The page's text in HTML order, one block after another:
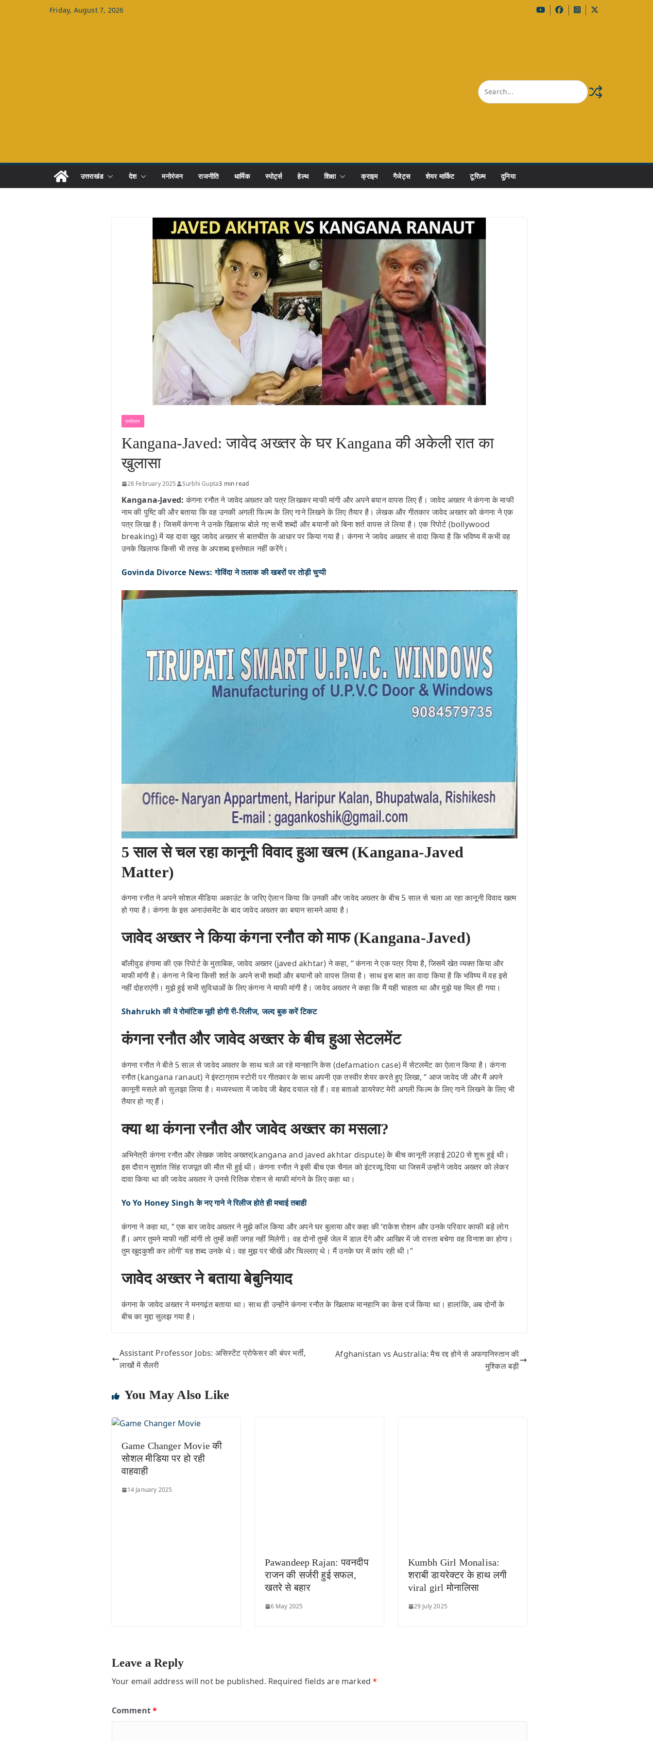
Friday, August 7, 2026
उत्तराखंड देश मनोरंजन राजनीति धार्मिक स्पोर्ट्स हेल्थ शिक्षा क्राइम गैजेट्स शेयर मार्किट टूरिज़्म दुनिया
मनोरंजन
Kangana-Javed: जावेद अख्तर के घर Kangana की अकेली रात का
खुलासा
28 February 2025 Surbhi Gupta3 min read
Kangana-Javed:कंगना रनौत ने जावेद अख्तर को पत्र लिखकर माफी मांगी और अपने बयान वापस लिए हैं। जावेद अख्तर ने कंगना के माफी
नाम की पुष्टि की और बताया कि वह उनकी अगली फिल्म के लिए गाने लिखने के लिए तैयार है। लेखक और गीतकार जावेद अख्तर को कंगना ने एक
पत्र लिखा है। जिसमें कंगना ने उनके खिलाफ बोले गए सभी शब्दों और बयानों को बिना शर्त वापस ले लिया है। एक रिपोर्ट (bollywood
breaking) में यह दावा खुद जावेद अख्तर से बातचीत के आधार पर किया गया है। कंगना ने जावेद अख्तर से वादा किया है कि भविष्य में कभी वह
उनके खिलाफ किसी भी तरह के अपशब्द इस्तेमाल नहीं करेंगे।
Govinda Divorce News: गोविंदा ने तलाक की खबरों पर तोड़ी चुप्पी
5 साल से चल रहा कानूनी विवाद हुआ खत्म (Kangana-Javed
Matter)
कंगना रनौत ने अपने सोशल मीडिया अकाउंट के जरिए ऐलान किया कि उनकी और जावेद अख्तर के बीच 5 साल से चला आ रहा कानूनी विवाद खत्म
हो गया है। कंगना के इस अनाउंसमेंट के बाद जावेद अख्तर का बयान सामने आया है।
जावेद अख्तर ने किया कंगना रनौत को माफ (Kangana-Javed)
बॉलीवुड हंगामा की एक रिपोर्ट के मुताबिक, जावेद अख्तर (javed akhtar) ने कहा, “ कंगना ने एक पत्र दिया है, जिसमें खेत व्यक्त किया और
माफी मांगी है। कंगना ने बिना किसी शर्त के अपने सभी शब्दों और बयानों को वापस लिया है। साथ इस बात का वादा किया है कि भविष्य में वह इसे
नहीं दोहराएंगी। मुझे हुई सभी सुविधाओं के लिए कंगना ने माफी मांगी है। जावेद अख्तर ने कहा कि मैं यही चाहता था और मुझे यह मिल ही गया।
Shahrukh की ये रोमांटिक मूवी होगी री-रिलीज, जल्द बुक करें टिकट
कंगना रनौत और जावेद अख्तर के बीच हुआ सेटलमेंट
कंगना रनौत ने बीते 5 साल से जावेद अख्तर के साथ चले आ रहे मानहानि केस (defamation case) में सेटलमेंट का ऐलान किया है। कंगना
रनौत (kangana ranaut) ने इंस्टाग्राम स्टोरी पर गीतकार के साथ अपनी एक तस्वीर शेयर करते हुए लिखा, “ आज जावेद जी और मैं अपने
कानूनी मसले को सुलझा लिया है। मध्यस्थता में जावेद जी बेहद दयाल रहे हैं। वह बताओ डायरेक्ट मेरी अगली फिल्म के लिए गाने लिखने के लिए भी
तैयार हो गए हैं।
क्या था कंगना रनौत और जावेद अख्तर का मसला?
अभिनेत्री कंगना रनौत और लेखक जावेद अख्तर(kangana and javed akhtar dispute) के बीच कानूनी लड़ाई 2020 से शुरू हुई थी।
इस दौरान सुशांत सिंह राजपूत की मौत भी हुई थी। कंगना रनौत ने इसी बीच एक चैनल को इंटरव्यू दिया था जिसमें उन्होंने जावेद अख्तर को लेकर
दावा किया था की जावेद अख्तर ने उनसे रितिक रोशन से माफी मांगने के लिए कहा था।
Yo Yo Honey Singh के नए गाने ने रिलीज होते ही मचाई तबाही
कंगना ने कहा था, “ एक बार जावेद अख्तर ने मुझे कॉल किया और अपने घर बुलाया और कहा की ‘राकेश रोशन और उनके परिवार काफी बड़े लोग
हैं। अगर तुमने माफी नहीं मांगी तो तुम्हें कहीं जगह नहीं मिलेगी। वह दोनों तुम्हें जेल में डाल देंगे और आखिर में जो रास्ता बचेगा वह विनाश का होगा।
तुम खुदकुशी कर लोगी’ यह शब्द उनके थे। वह मुझ पर चीखें और चिल्लाए थे। मैं उनके घर में कांप रही थी।”
जावेद अख्तर ने बताया बेबुनियाद
कंगना के जावेद अख्तर ने मनगढ़ंत बताया था। साथ ही उन्होंने कंगना रनौत के खिलाफ मानहानि का केस दर्ज किया था। हालांकि, अब दोनों के
बीच का मुद्दा सुलझ गया है।
Assistant Professor Jobs: असिस्टेंट प्रोफेसर की बंपर भर्ती,
लाखों में सैलरी
Afghanistan vs Australia: मैच रद्द होने से अफगानिस्तान की
मुश्किल बड़ी
You May Also Like
Game Changer Movie की
सोशल मीडिया पर हो रही
वाहवाही
14 January 2025
Pawandeep Rajan: पवनदीप
राजन की सर्जरी हुई सफल,
खतरे से बहार
6 May 2025
Kumbh Girl Monalisa:
शराबी डायरेक्टर के हाथ लगी
viral girl मोनालिसा
29 July 2025
Leave a Reply
Your email address will not be published. Required fields are marked*
Comment*